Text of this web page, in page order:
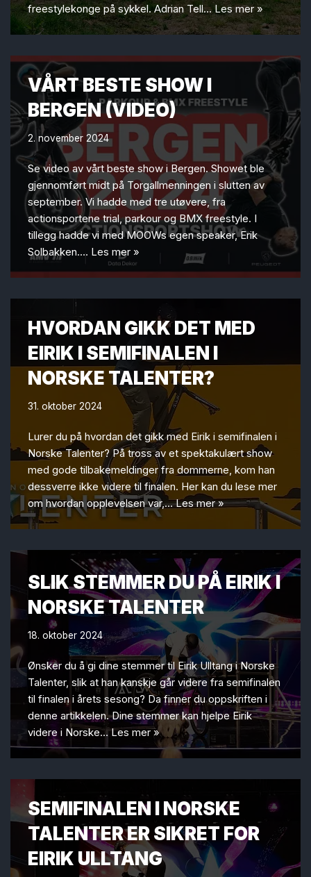
freestylekonge på sykkel. Adrian Tell…Les mer »
VÅRT BESTE SHOW I
BERGEN (VIDEO)
2. november 2024
Se video av vårt beste show i Bergen. Showet ble
gjennomført midt på Torgallmenningen i slutten av
september. Vi hadde med tre utøvere, fra
actionsportene trial, parkour og BMX freestyle. I
tillegg hadde vi med MOOWs egen speaker, Erik
Solbakken.… Les mer »
HVORDAN GIKK DET MED
EIRIK I SEMIFINALEN I
NORSKE TALENTER?
31. oktober 2024
Lurer du på hvordan det gikk med Eirik i semifinalen i
Norske Talenter? På tross av et spektakulært show
med gode tilbakemeldinger fra dommerne, kom han
dessverre ikke videre til finalen. Her kan du lese mer
om hvordan opplevelsen var,…Les mer »
SLIK STEMMER DU PÅ EIRIK I
NORSKE TALENTER
18. oktober 2024
Ønsker du å gi dine stemmer til Eirik Ulltang i Norske
Talenter, slik at han kanskje går videre fra semifinalen
til finalen i årets sesong? Da finner du oppskriften i
denne artikkelen. Dine stemmer kan hjelpe Eirik
videre i Norske…Les mer »
SEMIFINALEN I NORSKE
TALENTER ER SIKRET FOR
EIRIK ULLTANG